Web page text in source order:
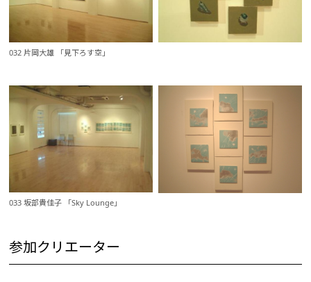
032 片岡大雄 「見下ろす空」
033 坂部貴佳子 「Sky Lounge」
参加クリエーター